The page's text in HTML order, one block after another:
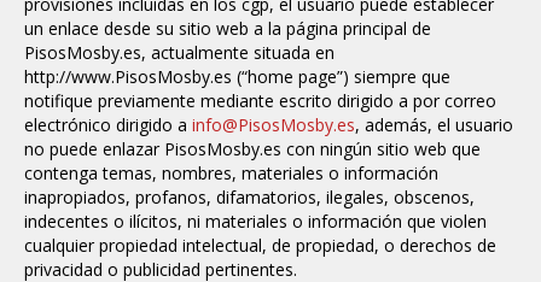
un enlace desde su sitio web a la página principal de
PisosMosby.es, actualmente situada en
http://www.PisosMosby.es (“home page”) siempre que
notifique previamente mediante escrito dirigido a por correo
electrónico dirigido a info@PisosMosby.es, además, el usuario
no puede enlazar PisosMosby.es con ningún sitio web que
contenga temas, nombres, materiales o información
inapropiados, profanos, difamatorios, ilegales, obscenos,
indecentes o ilícitos, ni materiales o información que violen
cualquier propiedad intelectual, de propiedad, o derechos de
privacidad o publicidad pertinentes.